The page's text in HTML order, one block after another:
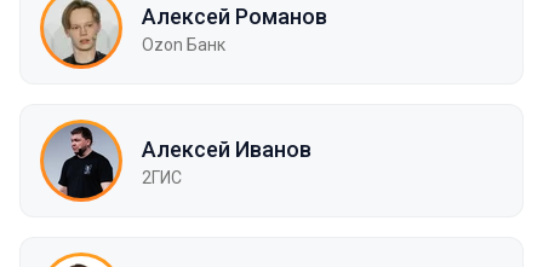
Алексей Романов
Ozon Банк
Алексей Иванов
2ГИС